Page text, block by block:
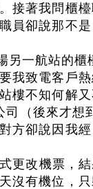
接著我問櫃
員卻說那不
一航站的櫃
我致電客戶
樓不知何解
（後來才想
方卻說因我
更改機票，結
沒有機位，